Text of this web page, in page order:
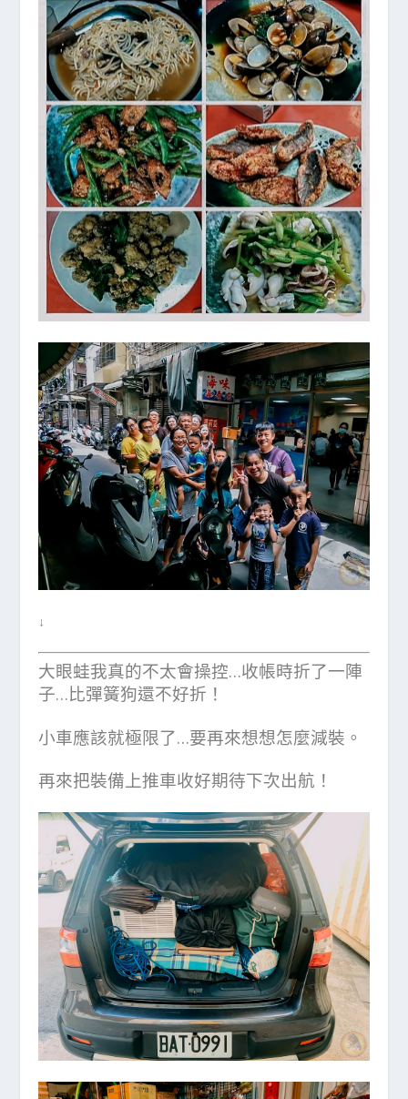
↓
大眼蛙我真的不太會操控…收帳時折了一陣
子…比彈簧狗還不好折！
小車應該就極限了…要再來想想怎麼減裝。
再來把裝備上推車收好期待下次出航！